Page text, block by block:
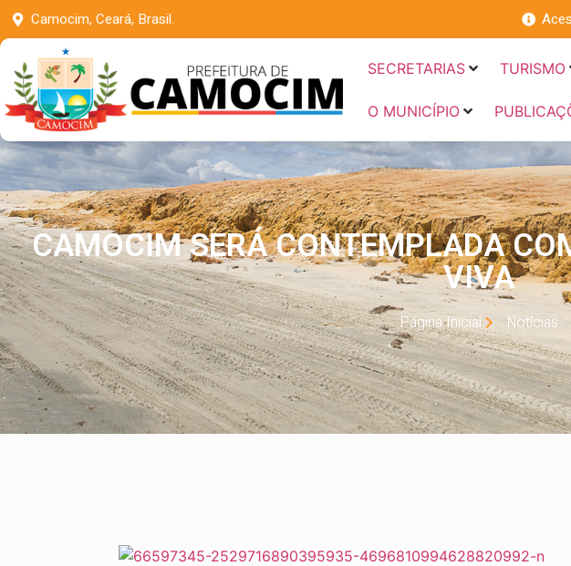
Camocim, Ceará, Brasil.
SECRETARIAS TURISMO
O MUNICÍPIO
CAMOCIM SERÁ CONTEMPLADA
VIVA
Página Inicial Notícias